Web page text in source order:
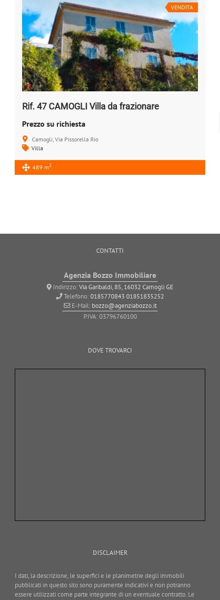
VENDITA
Rif. 47 CAMOGLI Villa da frazionare
Prezzo su richiesta
Camogli, Via Pissorella Rio
Villa
489 m2
CONTATTI
Agenzia Bozzo Immobiliare
Indirizzo:Via Garibaldi, 85, 16032 Camogli GE
Telefono:0185770843 01851835252
E-Mail: bozzo@agenziabozzo.it
P.IVA: 03796760100
DOVE TROVARCI
DISCLAIMER
I dati, la descrizione, le superfici e le planimetrie degli immobili
pubblicati in questo sito sono puramente indicativi e non potranno
essere utilizzati come parte integrante di un eventuale contratto. Le